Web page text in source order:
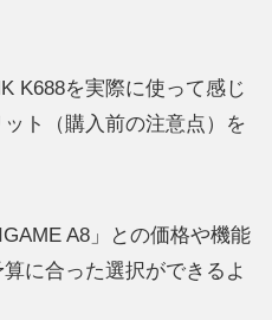
K688を実際に使って感じ
ト（購入前の注意点）を
A8」との価格や機能
に合った選択ができるよ